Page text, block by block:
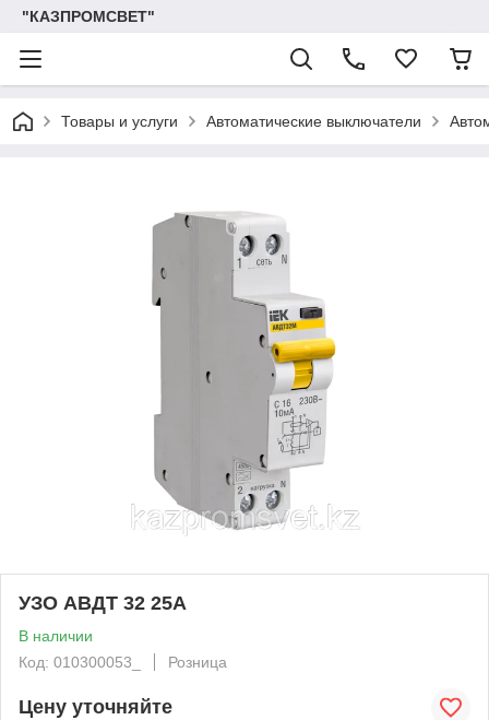
"КАЗПРОМСВЕТ"
Товары и услуги Автоматические выключатели
УЗО АВДТ 32 25А
В наличии
Код: 010300053_
Розница
Цену уточняйте